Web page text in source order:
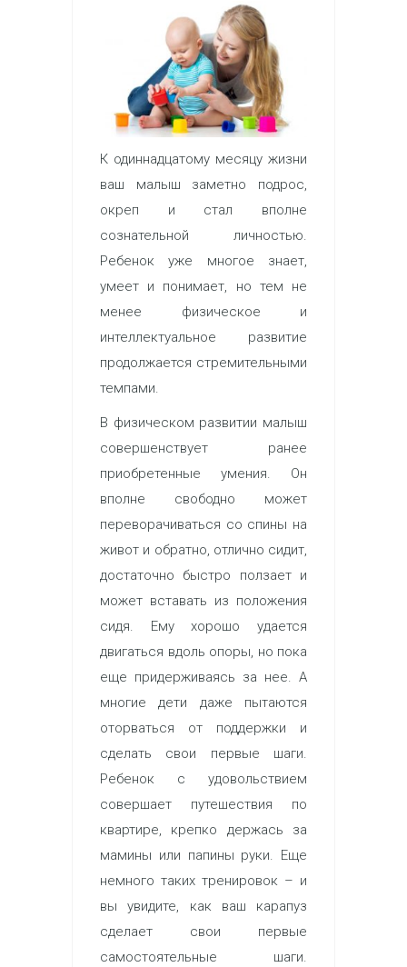
К одиннадцатому месяцу жизни
ваш малыш заметно подрос,
окреп и стал вполне
сознательной личностью.
Ребенок уже многое знает,
умеет и понимает, но тем не
менее физическое и
интеллектуальное развитие
продолжается стремительными
темпами.
В физическом развитии малыш
совершенствует ранее
приобретенные умения. Он
вполне свободно может
переворачиваться со спины на
живот и обратно, отлично сидит,
достаточно быстро ползает и
может вставать из положения
сидя. Ему хорошо удается
двигаться вдоль опоры, но пока
еще придерживаясь за нее. А
многие дети даже пытаются
оторваться от поддержки и
сделать свои первые шаги.
Ребенок с удовольствием
совершает путешествия по
квартире, крепко держась за
мамины или папины руки. Еще
немного таких тренировок – и
вы увидите, как ваш карапуз
сделает свои первые
самостоятельные шаги.